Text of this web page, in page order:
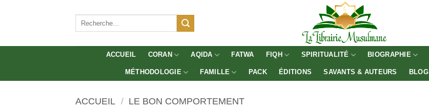
ACCUEIL CORAN AQIDA FATWA FIQH SPIRITUALITÉ BIOGRAPHIE
MÉTHODOLOGIE FAMILLE PACK ÉDITIONS SAVANTS & AUTEURS BLOG
ACCUEIL / LE BON COMPORTEMENT